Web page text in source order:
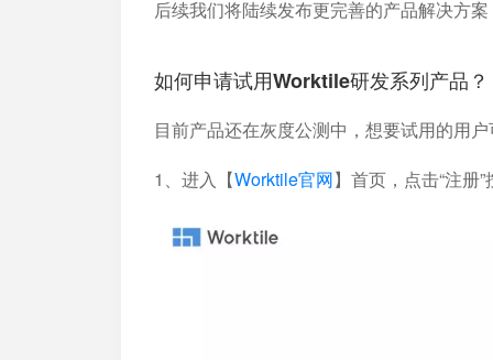
后续我们将陆续发布更完善的产品解决方
如何申请试用Worktile研发系列产品？
目前产品还在灰度公测中，想要试用的用
1、进入【Worktile官网】首页，点击“注册